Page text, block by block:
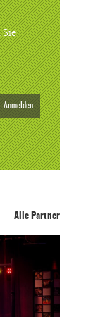
Sie
Anmelden
Alle Partner